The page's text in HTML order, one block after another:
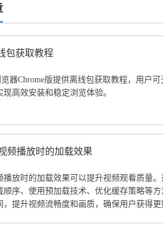
包获取教程
览器Chrome版提供离线包获取教程，用户
现高效安装和稳定浏览体验。
频播放时的加载效果
播放时的加载效果可以提升视频观看质量
顺序、使用预加载技术、优化缓存策略等
，提升视频流畅度和画质，确保用户获得